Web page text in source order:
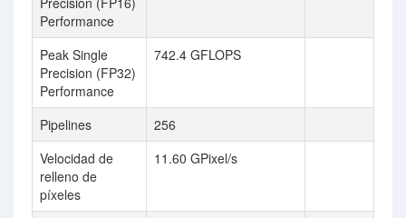
Performance
Peak Single
Precision (FP32)
Performance
742.4 GFLOPS
Pipelines
256
Velocidad de
relleno de
píxeles
11.60 GPixel/s